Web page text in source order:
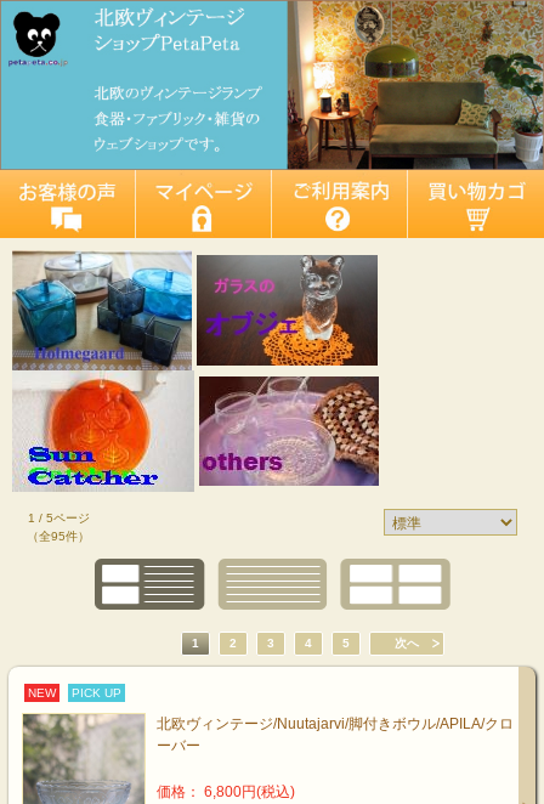
1 / 5ページ
（全95件）
1 2 3 4 5 次へ
NEW PICK UP
北欧ヴィンテージ/Nuutajarvi/脚付きボウル/APILA/クロ
ーバー
価格： 6,800円(税込)